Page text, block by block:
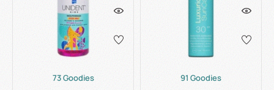
73 Goodies
91 Goodies